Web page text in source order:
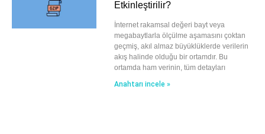
Etkinleştirilir?
İnternet rakamsal değeri bayt veya
megabaytlarla ölçülme aşamasını çoktan
geçmiş, akıl almaz büyüklüklerde verilerin
akış halinde olduğu bir ortamdır. Bu
ortamda ham verinin, tüm detayları
Anahtarı incele »